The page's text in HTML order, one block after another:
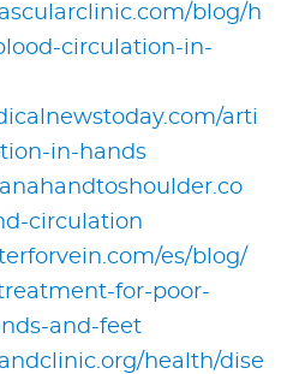
blog/h
circulation-in-
arti
in-hands
circulation
es/blog/
for-poor-
and-feet
health/dise